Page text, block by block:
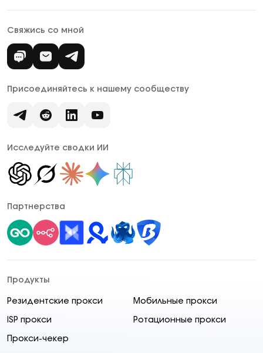
Свяжись со мной
Присоединяйтесь к нашему сообществу
Исследуйте сводки ИИ
Партнерства
Продукты
Резидентские прокси Мобильные прокси
ISP прокси Ротационные прокси
Прокси-чекер